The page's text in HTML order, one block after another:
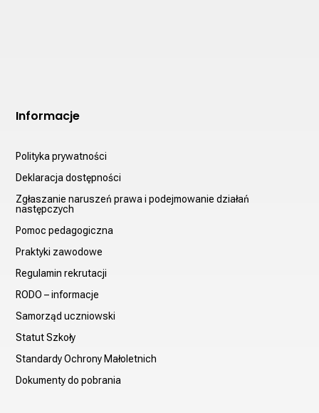
Informacje
Polityka prywatności
Deklaracja dostępności
Zgłaszanie naruszeń prawa i podejmowanie działań
następczych
Pomoc pedagogiczna
Praktyki zawodowe
Regulamin rekrutacji
RODO – informacje
Samorząd uczniowski
Statut Szkoły
Standardy Ochrony Małoletnich
Dokumenty do pobrania